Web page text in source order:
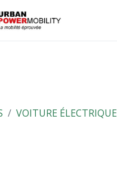
VOITURE ÉLECTRIQUE